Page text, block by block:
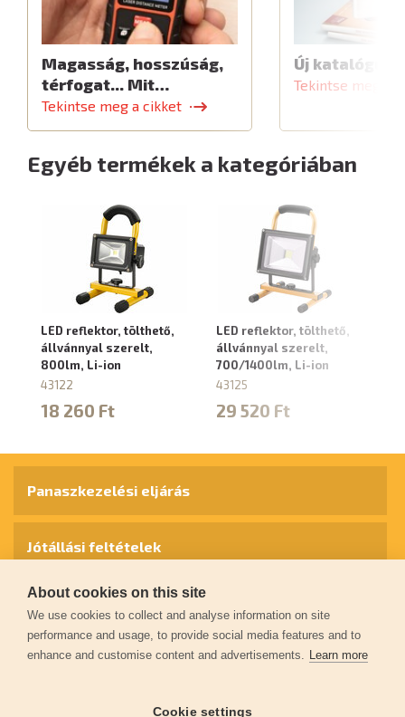
Magasság, hosszúság,
térfogat... Mit…
Tekintse meg a cikket
Új katalógus
Tekintse meg a
Egyéb termékek a kategóriában
LED reflektor, tölthető,
állvánnyal szerelt,
800lm, Li-ion
43122
18 260 Ft
LED reflektor, tölthető,
állvánnyal szerelt,
700/1400lm, Li-ion
43125
29 520 Ft
Panaszkezelési eljárás
Jótállási feltételek
Személyes adatok védelme
Kapcsolat
About cookies on this site
We use cookies to collect and analyse information on site
performance and usage, to provide social media features and to
enhance and customise content and advertisements. Learn more
Cookie settings